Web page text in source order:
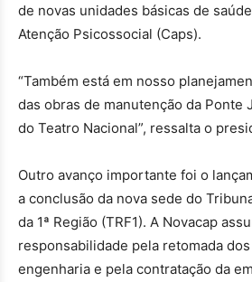
de novas unidades básicas de
Atenção Psicossocial (Caps).
“Também está em nosso
das obras de manutenção da Ponte
do Teatro Nacional”, ressalta o
Outro avanço importante foi o
a conclusão da nova sede do
da 1ª Região (TRF1). A Novacap
responsabilidade pela retomada
engenharia e pela contratação da